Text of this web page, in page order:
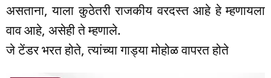
असताना, याला कुठेतरी राजकीय वरदस्त आहे हे म्हणायला
वाव आहे, असेही ते म्हणाले.
जे टेंडर भरत होते, त्यांच्या गाड्या मोहोळ वापरत होते